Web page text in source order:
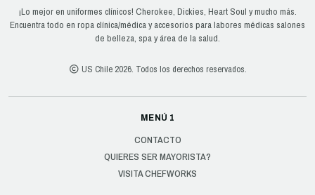
¡Lo mejor en uniformes clínicos! Cherokee, Dickies, Heart Soul y mucho más.
Encuentra todo en ropa clínica/médica y accesorios para labores médicas salones
de belleza, spa y área de la salud.
US Chile 2026. Todos los derechos reservados.
MENÚ 1
CONTACTO
QUIERES SER MAYORISTA?
VISITA CHEFWORKS